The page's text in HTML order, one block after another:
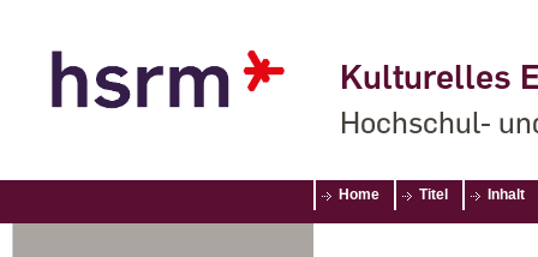
Kulturelles
Hochschul-
Home Titel Inhalt